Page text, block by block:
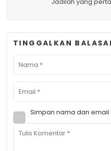
TINGGALKAN
Simpan nama dan